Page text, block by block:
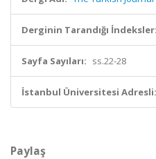
Derginin Tarandığı İndeksler:
Sayfa Sayıları: ss.22-28
İstanbul Üniversitesi Adresli:
Paylaş